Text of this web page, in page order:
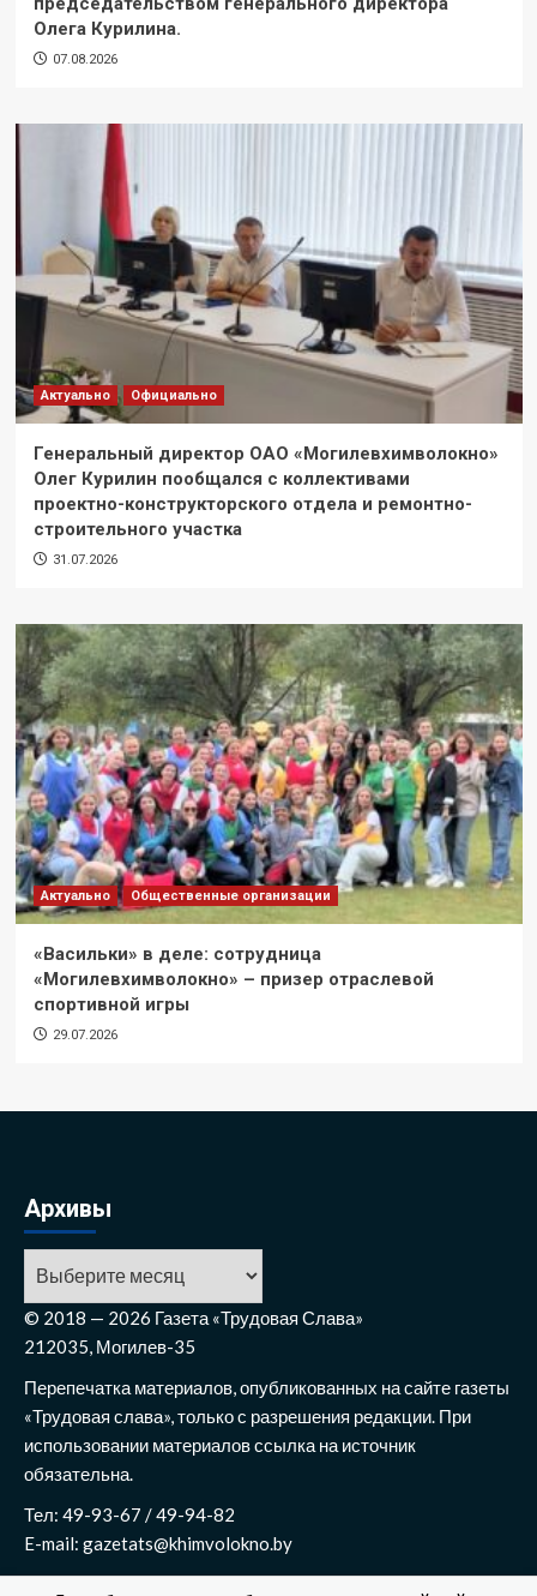
Олега Курилина.
07.08.2026
Актуально Официально
Генеральный директор ОАО «Могилевхимволокно»
Олег Курилин пообщался с коллективами
проектно-конструкторского отдела и ремонтно-
строительного участка
31.07.2026
Актуально Общественные организации
«Васильки» в деле: сотрудница
«Могилевхимволокно» – призер отраслевой
спортивной игры
29.07.2026
Архивы
Архивы
© 2018 — 2026 Газета «Трудовая Слава»
212035, Могилев-35
Перепечатка материалов, опубликованных на сайте газеты
«Трудовая слава», только с разрешения редакции. При
использовании материалов ссылка на источник
обязательна.
Тел: 49-93-67 / 49-94-82
E-mail: gazetats@khimvolokno.by